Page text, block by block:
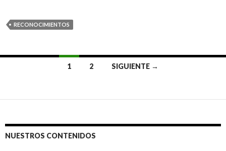
RECONOCIMIENTOS
las
1 2 SIGUIENTE →
NUESTROS CONTENIDOS